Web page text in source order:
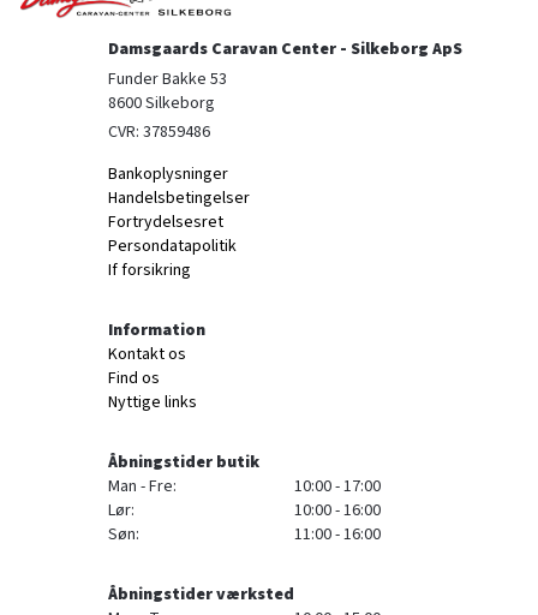
Damsgaards Caravan Center - Silkeborg ApS
Funder Bakke 53
8600 Silkeborg
CVR: 37859486
Bankoplysninger
Handelsbetingelser
Fortrydelsesret
Persondatapolitik
If forsikring
Information
Kontakt os
Find os
Nyttige links
Åbningstider butik
Man - Fre:
10:00 - 17:00
Lør:
10:00 - 16:00
Søn:
11:00 - 16:00
Åbningstider værksted